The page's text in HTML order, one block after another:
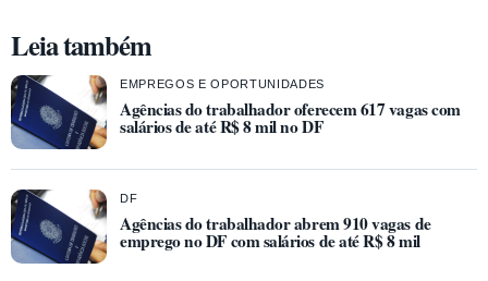
Leia também
EMPREGOS E OPORTUNIDADES
Agências do trabalhador oferecem 617 vagas com
salários de até R$ 8 mil no DF
DF
Agências do trabalhador abrem 910 vagas de
emprego no DF com salários de até R$ 8 mil